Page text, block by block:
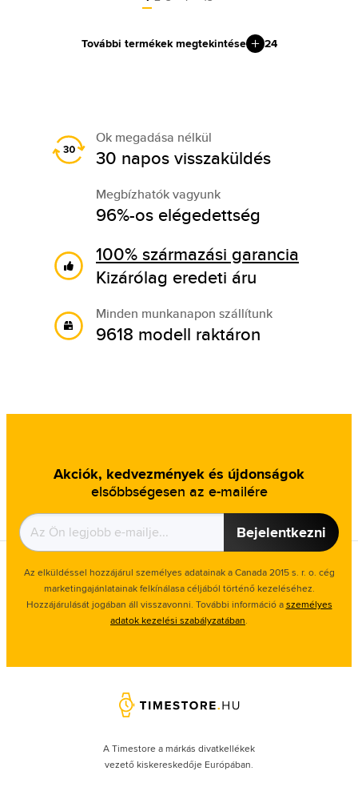
További termékek megtekintése 24
Ok megadása nélkül
30 napos visszaküldés
Megbízhatók vagyunk
96%-os elégedettség
100% származási garancia
Kizárólag eredeti áru
Minden munkanapon szállítunk
9618 modell raktáron
Akciók, kedvezmények és újdonságok
elsőbbségesen az e-mailére
Bejelentkezni
Az elküldéssel hozzájárul személyes adatainak a Canada 2015 s. r. o. cég
marketingajánlatainak felkínálasa céljából történő kezeléséhez.
Hozzájárulását jogában áll visszavonni. További információ aszemélyes
adatok kezelési szabályzatában.
A Timestore a márkás divatkellékek
vezető kiskereskedője Európában.